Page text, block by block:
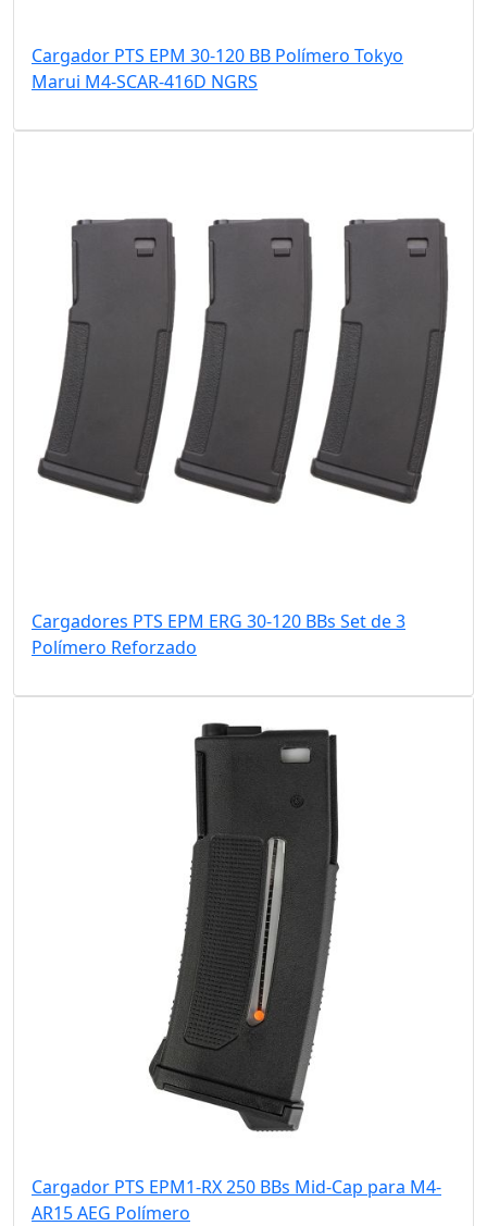
Cargador PTS EPM 30-120 BB Polímero Tokyo
Marui M4-SCAR-416D NGRS
Cargadores PTS EPM ERG 30-120 BBs Set de 3
Polímero Reforzado
Cargador PTS EPM1-RX 250 BBs Mid-Cap para M4-
AR15 AEG Polímero